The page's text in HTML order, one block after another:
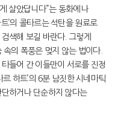
살았답니다”는 동화에나
’의 콜타르는 석탄을 원료로
색해 보길 바란다. 그렇게
의 폭풍은 멎지 않는 법이다.
들어 간 이들만이 서로를 진정
르 하트’의 6분 남짓한 시네마틱
하거나 단순하지 않다는